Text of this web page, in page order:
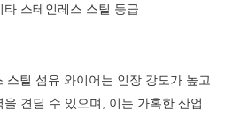
스테인레스 스틸 등급
스틸 섬유 와이어는 인장 강도가 높고
견딜 수 있으며, 이는 가혹한 산업